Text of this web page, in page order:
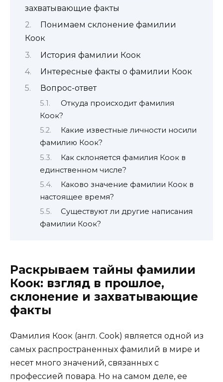
захватывающие факты
Понимаем склонение фамилии
Коок
История фамилии Коок
Интересные факты о фамилии Коок
Вопрос-ответ
Откуда происходит фамилия
Коок?
Какие известные личности носили
фамилию Коок?
Как склоняется фамилия Коок в
единственном числе?
Каково значение фамилии Коок в
настоящее время?
Существуют ли другие написания
фамилии Коок?
Раскрываем тайны фамилии
Коок: взгляд в прошлое,
склонение и захватывающие
факты
Фамилия Коок (англ. Cook) является одной из
самых распространенных фамилий в мире и
несет много значений, связанных с
профессией повара. Но на самом деле, ее